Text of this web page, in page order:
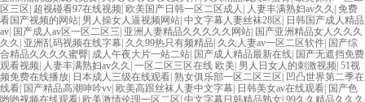
区三区| 超视碰看97在线视频| 欧美国产日韩一区二区成人 | 人妻丰满熟妇av久久 | 免费
看国产视频的网站| 男人操女人逼视频网站| 中文字幕人妻丝袜28区| 日韩国产成人精品
av| 国产成人av区一区二区三| 亚洲人妻精品久久久久久网站| 国产亚洲精品女人久久久
久久 | 亚洲乱码视频在线字幕| 久久99热只有频精品| 久久人妻av一区二区软件| 国产综
合精品久久久久蜜臀| 成人午夜大片一站二站| 国产成人精品最新在线| 国产无遮挡免费
观看视频| 人妻丰满熟妇av久久 | 一区二区三区在线 欧美| 男人日女人的刺激视频| 51视
频免费在线播放| 日本成人三级在线观看| 熟女俱乐部一区二区三区| 凹凸世界第二季在
线看| 国产精品高潮呻吟vv| 欧美高跟丝袜人妻中文字幕| 日韩美女av在线观看| 国产色
哟哟视频在线观看| 欧美激情伦理一区二区| 中文字幕日韩精品熟女| 99久久精品久久久